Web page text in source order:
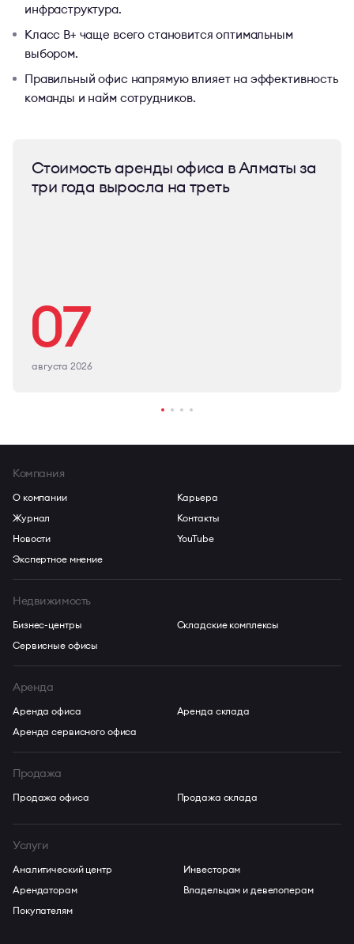
инфраструктура.
Класс B+ чаще всего становится оптимальным
выбором.
Правильный офис напрямую влияет на эффективность
команды и найм сотрудников.
Стоимость аренды офиса в Алматы за
три года выросла на треть
07
августа 2026
Компания
О компании
Журнал
Новости
Экспертное мнение
Карьера
Контакты
YouTube
Недвижимость
Бизнес-центры
Сервисные офисы
Складские комплексы
Аренда
Аренда офиса
Аренда сервисного офиса
Аренда склада
Продажа
Продажа офиса Продажа склада
Услуги
Аналитический центр
Арендаторам
Покупателям
Инвесторам
Владельцам и девелоперам